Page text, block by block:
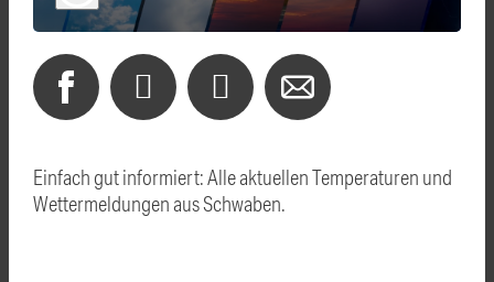
Einfach gut informiert: Alle aktuellen Temperaturen und
Wettermeldungen aus Schwaben.